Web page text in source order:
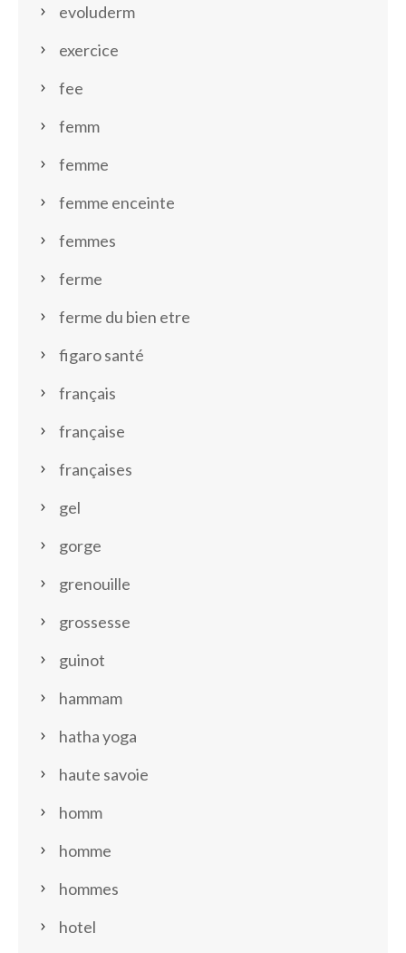
evoluderm
exercice
fee
femm
femme
femme enceinte
femmes
ferme
ferme du bien etre
figaro santé
français
française
françaises
gel
gorge
grenouille
grossesse
guinot
hammam
hatha yoga
haute savoie
homm
homme
hommes
hotel